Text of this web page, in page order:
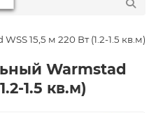
15,5 м 220 Вт (1.2-1.5 кв.м)
Warmstad
1.5 кв.м)